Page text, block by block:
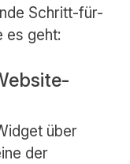
Schritt-für-
es geht:
über
der